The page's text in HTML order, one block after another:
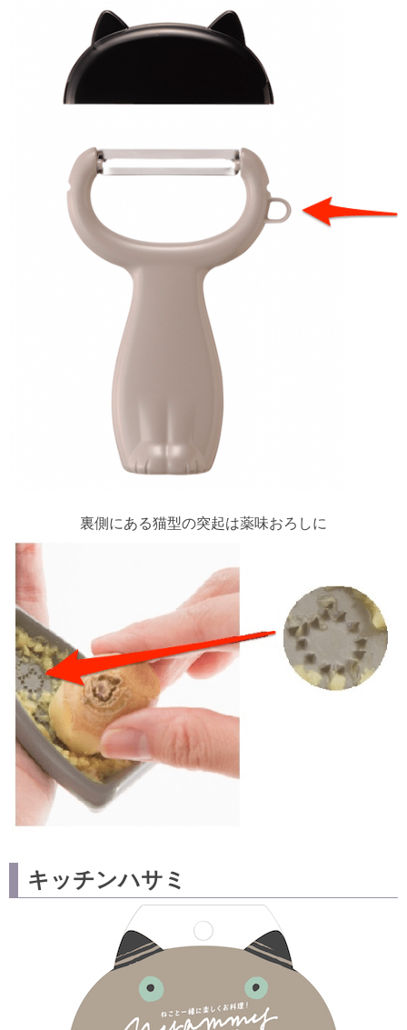
裏側にある猫型の突起は薬味おろしに
キッチンハサミ